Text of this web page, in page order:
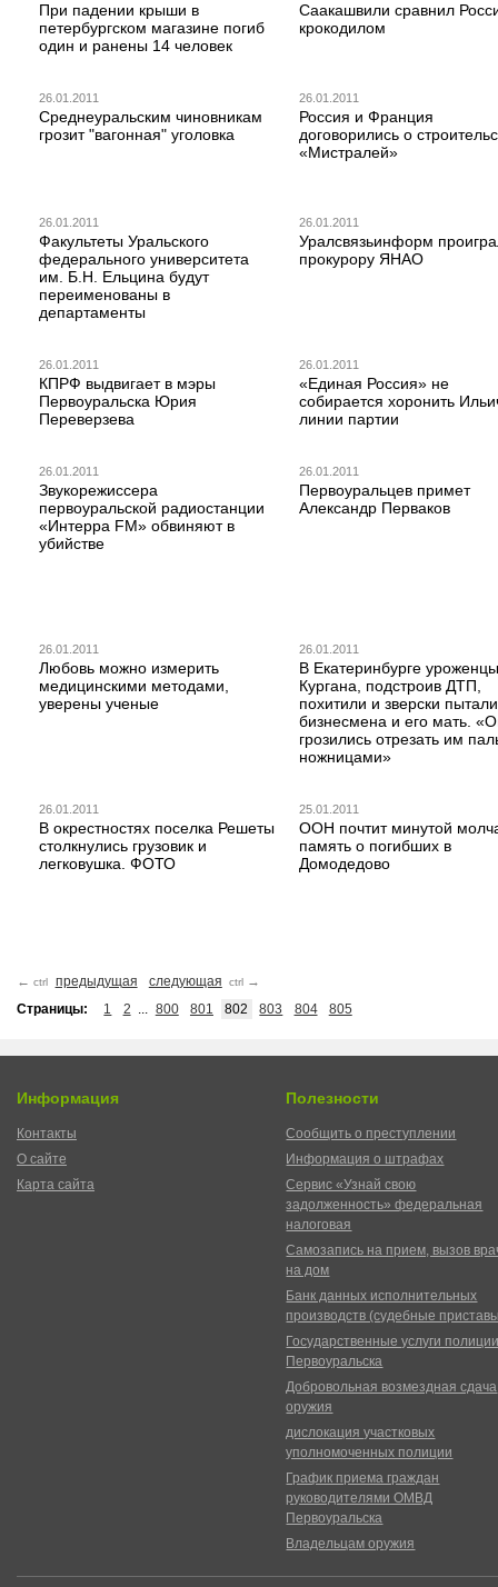
При падении крыши в
петербургском магазине погиб
один и ранены 14 человек
Саакашвили сравнил
крокодилом
26.01.2011
Среднеуральским чиновникам
грозит "вагонная" уголовка
26.01.2011
Россия и Франция
договорились о
«Мистралей»
26.01.2011
Факультеты Уральского
федерального университета
им. Б.Н. Ельцина будут
переименованы в
департаменты
26.01.2011
Уралсвязьинформ
прокурору ЯНАО
26.01.2011
КПРФ выдвигает в мэры
Первоуральска Юрия
Переверзева
26.01.2011
«Единая Россия» не
собирается хоронить
линии партии
26.01.2011
Звукорежиссера
первоуральской радиостанции
«Интерра FM» обвиняют в
убийстве
26.01.2011
Первоуральцев примет
Александр Перваков
26.01.2011
Любовь можно измерить
медицинскими методами,
уверены ученые
26.01.2011
В Екатеринбурге уроженцы
Кургана, подстроив ДТП,
похитили и зверски пытали
бизнесмена и его мать.
грозились отрезать им
ножницами»
26.01.2011
В окрестностях поселка Решеты
столкнулись грузовик и
легковушка. ФОТО
25.01.2011
ООН почтит минутой
память о погибших в
Домодедово
← ctrl предыдущая следующая ctrl →
Страницы:
1 2 ... 800 801 802 803 804 805
Информация
Контакты
О сайте
Карта сайта
Полезности
Сообщить о преступлении
Информация о штрафах
Сервис «Узнай свою
задолженность» федеральная
налоговая
Самозапись на прием, вызов
на дом
Банк данных исполнительных
производств (судебные
Государственные услуги
Первоуральска
Добровольная возмездная сдача
оружия
дислокация участковых
уполномоченных полиции
График приема граждан
руководителями ОМВД
Первоуральска
Владельцам оружия